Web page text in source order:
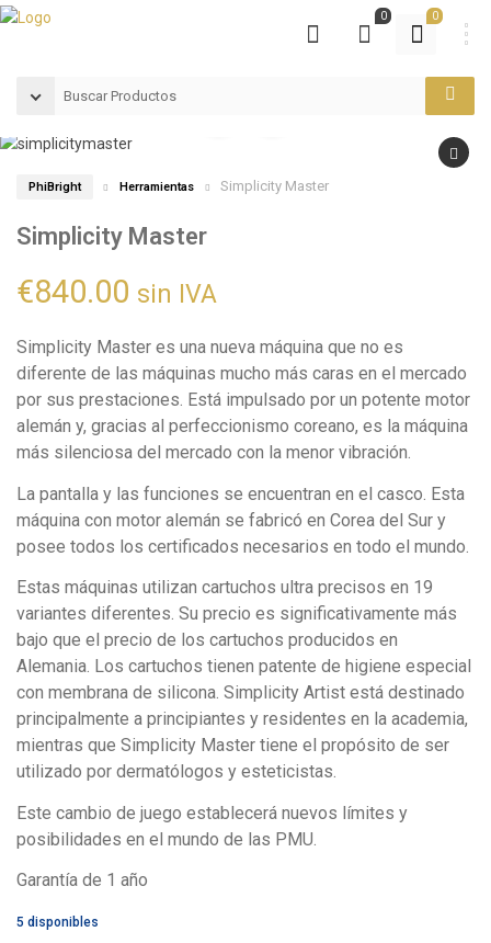
0
0
PhiBright Herramientas Simplicity Master
Simplicity Master
€840.00 sin IVA
Simplicity Master es una nueva máquina que no es
diferente de las máquinas mucho más caras en el mercado
por sus prestaciones. Está impulsado por un potente motor
alemán y, gracias al perfeccionismo coreano, es la máquina
más silenciosa del mercado con la menor vibración.
La pantalla y las funciones se encuentran en el casco. Esta
máquina con motor alemán se fabricó en Corea del Sur y
posee todos los certificados necesarios en todo el mundo.
Estas máquinas utilizan cartuchos ultra precisos en 19
variantes diferentes. Su precio es significativamente más
bajo que el precio de los cartuchos producidos en
Alemania. Los cartuchos tienen patente de higiene especial
con membrana de silicona. Simplicity Artist está destinado
principalmente a principiantes y residentes en la academia,
mientras que Simplicity Master tiene el propósito de ser
utilizado por dermatólogos y esteticistas.
Este cambio de juego establecerá nuevos límites y
posibilidades en el mundo de las PMU.
Garantía de 1 año
5 disponibles